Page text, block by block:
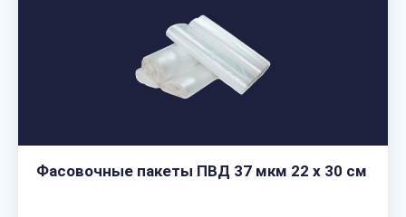
Фасовочные пакеты ПВД 37 мкм 22 х 30 см